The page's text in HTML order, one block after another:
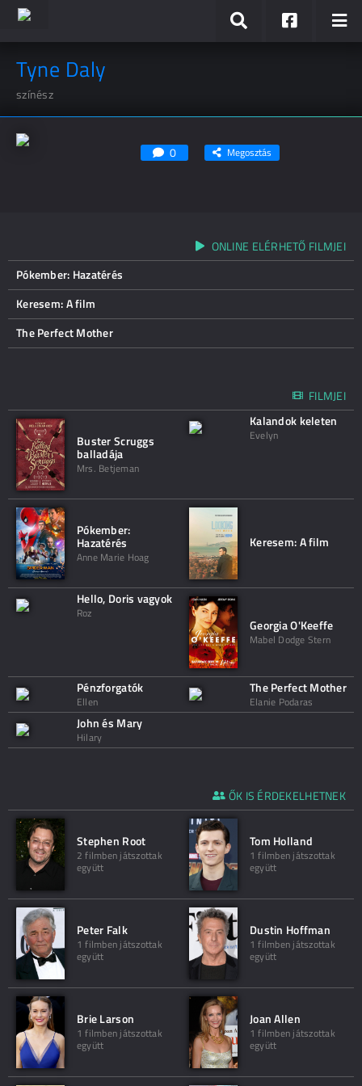
Tyne Daly
színész
0 Megosztás
ONLINE ELÉRHETŐ FILMJEI
Pókember: Hazatérés
Keresem: A film
The Perfect Mother
FILMJEI
Buster Scruggs
balladája
Mrs. Betjeman
Kalandok keleten
Evelyn
Pókember:
Hazatérés
Anne Marie Hoag
Keresem: A film
Hello, Doris vagyok
Roz
Georgia O'Keeffe
Mabel Dodge Stern
Pénzforgatók
Ellen
The Perfect Mother
Elanie Podaras
John és Mary
Hilary
ŐK IS ÉRDEKELHETNEK
Stephen Root
2 filmben játszottak
együtt
Tom Holland
1 filmben játszottak
együtt
Peter Falk
1 filmben játszottak
együtt
Dustin Hoffman
1 filmben játszottak
együtt
Brie Larson
1 filmben játszottak
együtt
Joan Allen
1 filmben játszottak
együtt